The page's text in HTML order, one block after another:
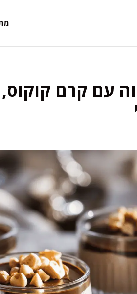
עם קרם קוקוס,